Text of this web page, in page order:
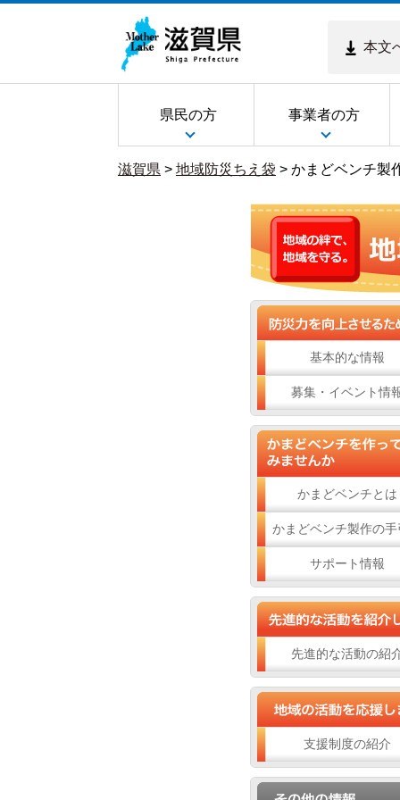
本文
県民の方 事業者の方
滋賀県 > 地域防災ちえ袋 > かまどベンチ製
基本的な情報
募集・イベント情
かまどベンチとは
かまどベンチ製作の
サポート情報
先進的な活動の紹
支援制度の紹介